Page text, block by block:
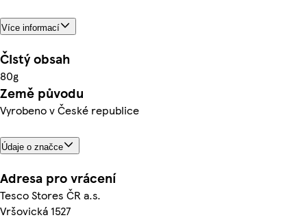
Více informací
Čistý obsah
80g
Země původu
Vyrobeno v České republice
Údaje o značce
Adresa pro vrácení
Tesco Stores ČR a.s.
Vršovická 1527